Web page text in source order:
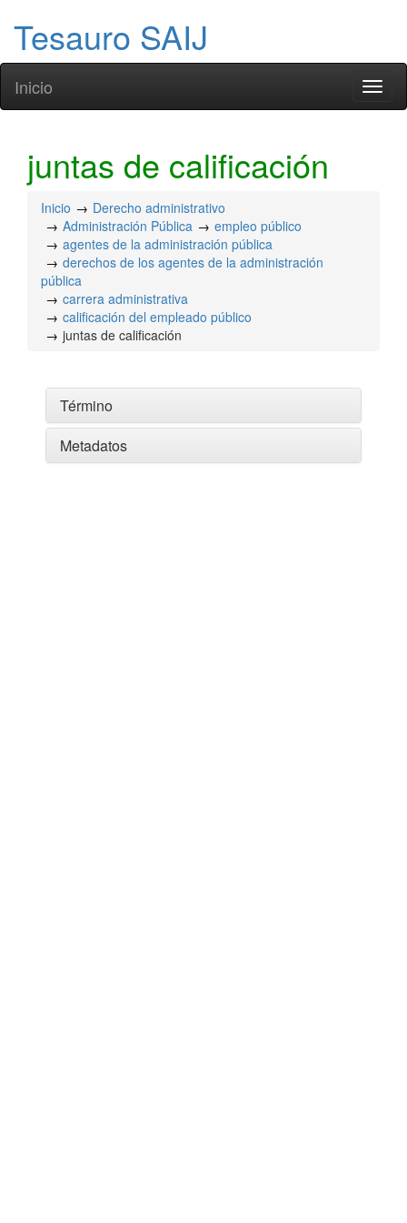
Tesauro SAIJ
Inicio
juntas de calificación
Inicio
Derecho administrativo
Administración Pública
empleo público
agentes de la administración pública
derechos de los agentes de la administración
pública
carrera administrativa
calificación del empleado público
juntas de calificación
Término
Metadatos